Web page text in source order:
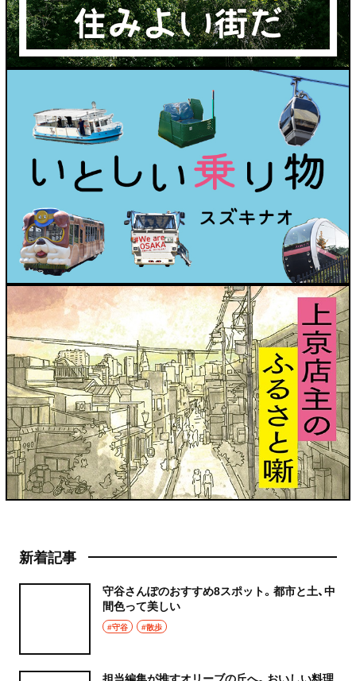
新着記事
守谷さんぽのおすすめ8スポット。都市と土、中
間色って美しい
#守谷 #散歩